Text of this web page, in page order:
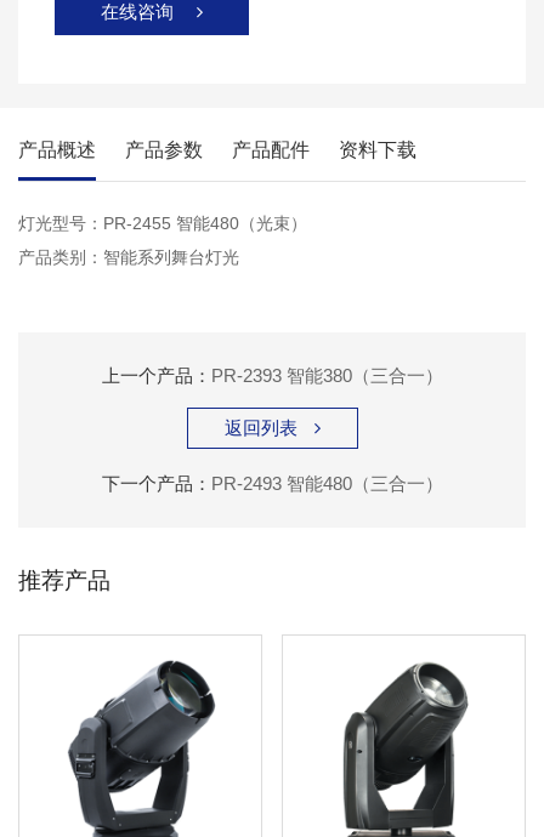
在线咨询 
产品概述 产品参数 产品配件 资料下载
灯光型号：PR-2455 智能480（光束）
产品类别：智能系列舞台灯光
上一个产品： PR-2393 智能380（三合一）
返回列表 
下一个产品： PR-2493 智能480（三合一）
推荐产品